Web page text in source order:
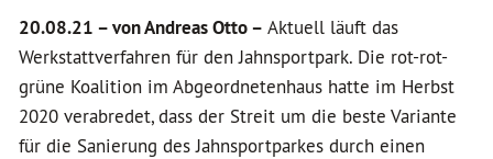
20.08.21 –von Andreas Otto – Aktuell läuft das
Werkstattverfahren für den Jahnsportpark. Die rot-rot-
grüne Koalition im Abgeordnetenhaus hatte im Herbst
2020 verabredet, dass der Streit um die beste Variante
für die Sanierung des Jahnsportparkes durch einen